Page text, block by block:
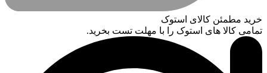
خرید مطمئن کالای استوک
تمامی کالا های استوک را با مهلت تست بخرید.